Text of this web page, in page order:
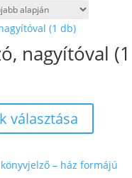
by
latest
nagyítóval (1
választása
a
több